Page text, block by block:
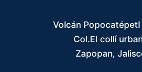
Volcán Popocatépetl
Col.El collí
Zapopan,